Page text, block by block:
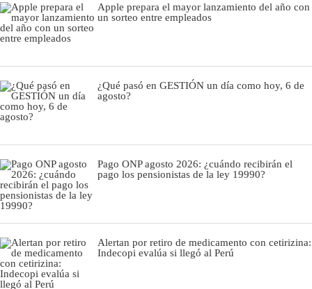
Apple prepara el mayor lanzamiento del año con
un sorteo entre empleados
¿Qué pasó en GESTIÓN un día como hoy, 6 de
agosto?
Pago ONP agosto 2026: ¿cuándo recibirán el
pago los pensionistas de la ley 19990?
Alertan por retiro de medicamento con cetirizina:
Indecopi evalúa si llegó al Perú